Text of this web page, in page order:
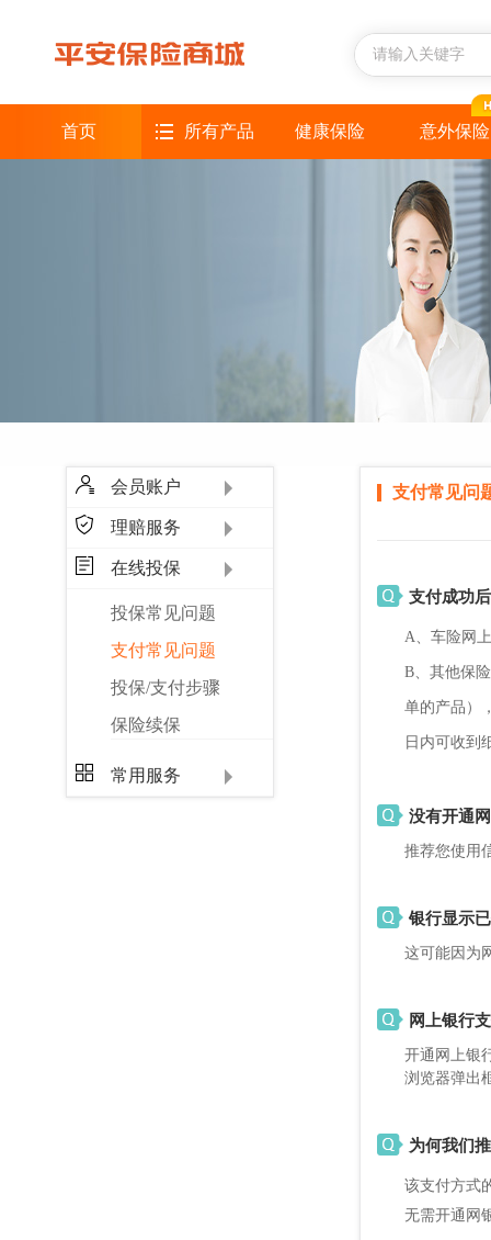
首页 所有产品 健康保险 意外保险
会员账户
理赔服务
在线投保
投保常见问题
支付常见问题
投保/支付步骤
保险续保
常用服务
支付常见问
支付成功
A、车险网
B、其他保
单的产品）
日内可收到
没有开通
推荐您使用
银行显示
这可能因为
网上银行
开通网上银
浏览器弹出
为何我们
该支付方式
无需开通网